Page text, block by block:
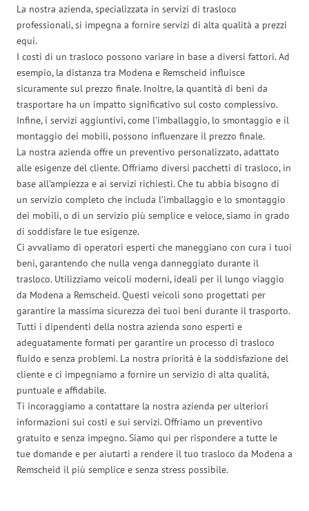
La nostra azienda, specializzata in servizi di trasloco
professionali, si impegna a fornire servizi di alta qualità a prezzi
equi.
I costi di un trasloco possono variare in base a diversi fattori. Ad
esempio, la distanza tra Modena e Remscheid influisce
sicuramente sul prezzo finale. Inoltre, la quantità di beni da
trasportare ha un impatto significativo sul costo complessivo.
Infine, i servizi aggiuntivi, come l’imballaggio, lo smontaggio e il
montaggio dei mobili, possono influenzare il prezzo finale.
La nostra azienda offre un preventivo personalizzato, adattato
alle esigenze del cliente. Offriamo diversi pacchetti di trasloco, in
base all’ampiezza e ai servizi richiesti. Che tu abbia bisogno di
un servizio completo che includa l’imballaggio e lo smontaggio
dei mobili, o di un servizio più semplice e veloce, siamo in grado
di soddisfare le tue esigenze.
Ci avvaliamo di operatori esperti che maneggiano con cura i tuoi
beni, garantendo che nulla venga danneggiato durante il
trasloco. Utilizziamo veicoli moderni, ideali per il lungo viaggio
da Modena a Remscheid. Questi veicoli sono progettati per
garantire la massima sicurezza dei tuoi beni durante il trasporto.
Tutti i dipendenti della nostra azienda sono esperti e
adeguatamente formati per garantire un processo di trasloco
fluido e senza problemi. La nostra priorità è la soddisfazione del
cliente e ci impegniamo a fornire un servizio di alta qualità,
puntuale e affidabile.
Ti incoraggiamo a contattare la nostra azienda per ulteriori
informazioni sui costi e sui servizi. Offriamo un preventivo
gratuito e senza impegno. Siamo qui per rispondere a tutte le
tue domande e per aiutarti a rendere il tuo trasloco da Modena a
Remscheid il più semplice e senza stress possibile.